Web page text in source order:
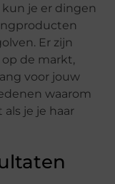
je er dingen
Er zijn
de markt,
voor jouw
waarom
je je haar